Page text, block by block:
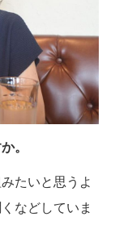
。
たいと思うよ
などしていま